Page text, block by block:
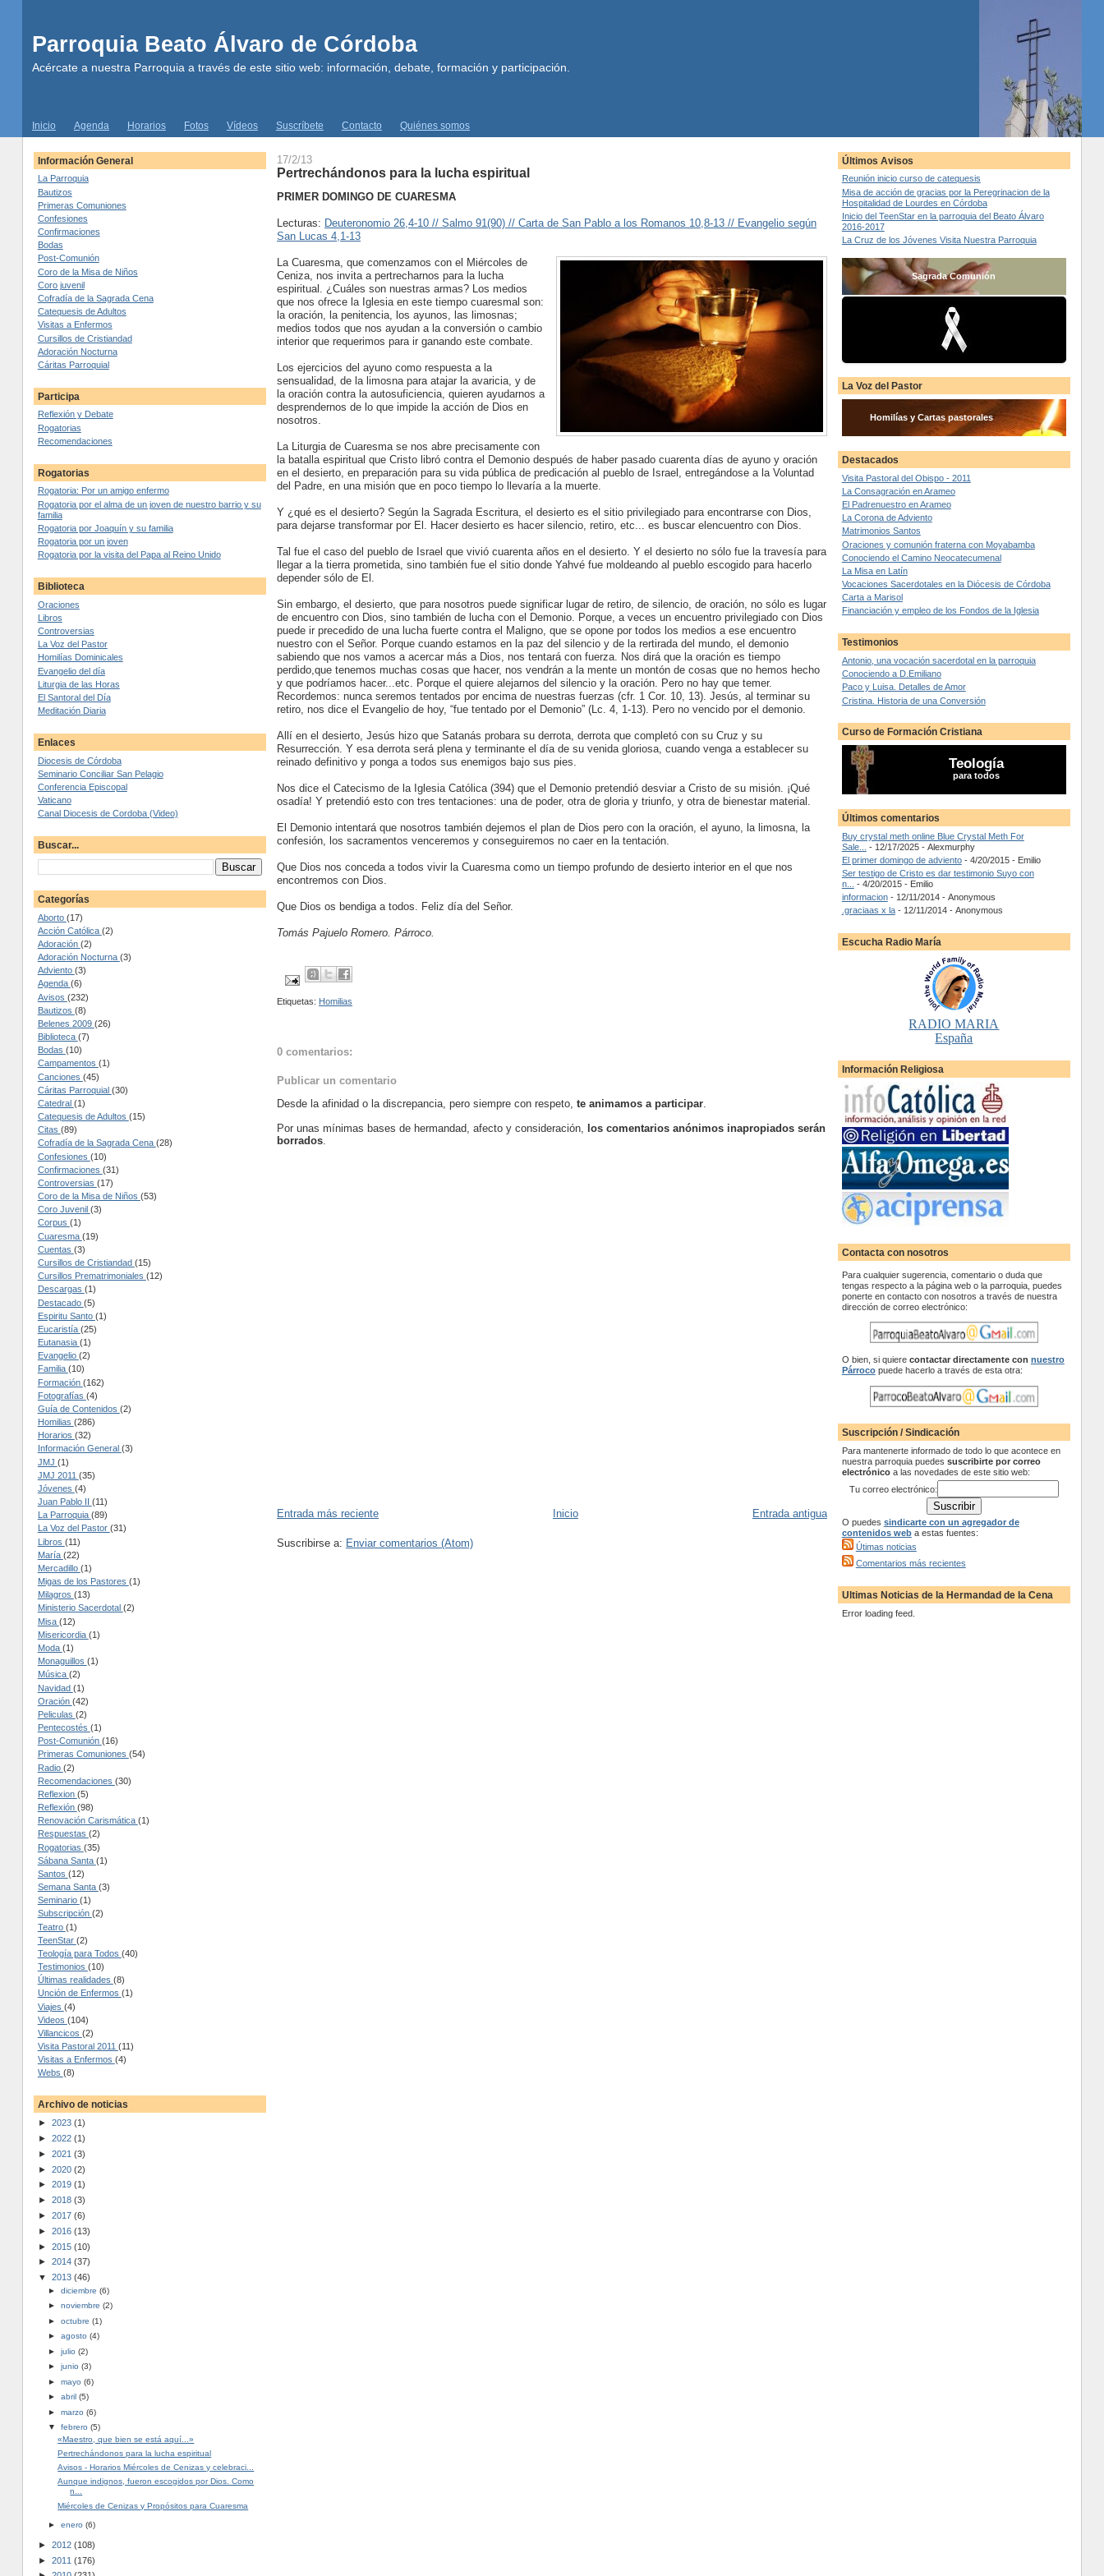
Parroquia Beato Álvaro de Córdoba
Acércate a nuestra Parroquia a través de este sitio web: información, debate, formación y participación.
Inicio Agenda Horarios Fotos Vídeos Suscríbete Contacto Quiénes somos
Información General
La Parroquia
Bautizos
Primeras Comuniones
Confesiones
Confirmaciones
Bodas
Post-Comunión
Coro de la Misa de Niños
Coro juvenil
Cofradía de la Sagrada Cena
Catequesis de Adultos
Visitas a Enfermos
Cursillos de Cristiandad
Adoración Nocturna
Cáritas Parroquial
Participa
Reflexión y Debate
Rogatorias
Recomendaciones
Rogatorias
Rogatoria: Por un amigo enfermo
Rogatoria por el alma de un joven de nuestro barrio y su
familia
Rogatoria por Joaquín y su familia
Rogatoria por un joven
Rogatoria por la visita del Papa al Reino Unido
Biblioteca
Oraciones
Libros
Controversias
La Voz del Pastor
Homilías Dominicales
Evangelio del día
Liturgia de las Horas
El Santoral del Día
Meditación Diaria
Enlaces
Diocesis de Córdoba
Seminario Conciliar San Pelagio
Conferencia Episcopal
Vaticano
Canal Diocesis de Cordoba (Video)
Buscar...
Categorías
Aborto (17)
Acción Católica (2)
Adoración (2)
Adoración Nocturna (3)
Adviento (3)
Agenda (6)
Avisos (232)
Bautizos (8)
Belenes 2009 (26)
Biblioteca (7)
Bodas (10)
Campamentos (1)
Canciones (45)
Cáritas Parroquial (30)
Catedral (1)
Catequesis de Adultos (15)
Citas (89)
Cofradía de la Sagrada Cena (28)
Confesiones (10)
Confirmaciones (31)
Controversias (17)
Coro de la Misa de Niños (53)
Coro Juvenil (3)
Corpus (1)
Cuaresma (19)
Cuentas (3)
Cursillos de Cristiandad (15)
Cursillos Prematrimoniales (12)
Descargas (1)
Destacado (5)
Espiritu Santo (1)
Eucaristía (25)
Eutanasia (1)
Evangelio (2)
Familia (10)
Formación (162)
Fotografías (4)
Guía de Contenidos (2)
Homilias (286)
Horarios (32)
Información General (3)
JMJ (1)
JMJ 2011 (35)
Jóvenes (4)
Juan Pablo II (11)
La Parroquia (89)
La Voz del Pastor (31)
Libros (11)
María (22)
Mercadillo (1)
Migas de los Pastores (1)
Milagros (13)
Ministerio Sacerdotal (2)
Misa (12)
Misericordia (1)
Moda (1)
Monaguillos (1)
Música (2)
Navidad (1)
Oración (42)
Peliculas (2)
Pentecostés (1)
Post-Comunión (16)
Primeras Comuniones (54)
Radio (2)
Recomendaciones (30)
Reflexion (5)
Reflexión (98)
Renovación Carismática (1)
Respuestas (2)
Rogatorias (35)
Sábana Santa (1)
Santos (12)
Semana Santa (3)
Seminario (1)
Subscripción (2)
Teatro (1)
TeenStar (2)
Teología para Todos (40)
Testimonios (10)
Últimas realidades (8)
Unción de Enfermos (1)
Viajes (4)
Videos (104)
Villancicos (2)
Visita Pastoral 2011 (11)
Visitas a Enfermos (4)
Webs (8)
Archivo de noticias
► 2023 (1)
► 2022 (1)
► 2021 (3)
► 2020 (2)
► 2019 (1)
► 2018 (3)
► 2017 (6)
► 2016 (13)
► 2015 (10)
► 2014 (37)
▼ 2013 (46)
► diciembre (6)
► noviembre (2)
► octubre (1)
► agosto (4)
► julio (2)
► junio (3)
► mayo (6)
► abril (5)
► marzo (6)
▼ febrero (5)
«Maestro, que bien se está aquí...»
Pertrechándonos para la lucha espiritual
Avisos - Horarios Miércoles de Cenizas y celebraci...
Aunque indignos, fueron escogidos por Dios. Como
n...
Miércoles de Cenizas y Propósitos para Cuaresma
► enero (6)
► 2012 (108)
► 2011 (176)
17/2/13
Pertrechándonos para la lucha espiritual
PRIMER DOMINGO DE CUARESMA
Lecturas: Deuteronomio 26,4-10 // Salmo 91(90) // Carta de San Pablo a los Romanos 10,8-13 // Evangelio según
San Lucas 4,1-13
La Cuaresma, que comenzamos con el Miércoles de
Ceniza, nos invita a pertrecharnos para la lucha
espiritual. ¿Cuáles son nuestras armas? Los medios
que nos ofrece la Iglesia en este tiempo cuaresmal son:
la oración, la penitencia, los ayunos, las limosnas;
medios todos que nos ayudan a la conversión o cambio
interior que requerimos para ir ganando este combate.
Los ejercicios del ayuno como respuesta a la
sensualidad, de la limosna para atajar la avaricia, y de
la oración contra la autosuficiencia, quieren ayudarnos a
desprendernos de lo que impide la acción de Dios en
nosotros.
La Liturgia de Cuaresma se nos abre precisamente con
la batalla espiritual que Cristo libró contra el Demonio después de haber pasado cuarenta días de ayuno y oración
en el desierto, en preparación para su vida pública de predicación al pueblo de Israel, entregándose a la Voluntad
del Padre, en una misión que en poco tiempo lo llevaría a la muerte.
Y ¿qué es el desierto? Según la Sagrada Escritura, el desierto es el sitio privilegiado para encontrarse con Dios,
para dejarse transformar por El. Hacer desierto es hacer silencio, retiro, etc... es buscar elencuentro con Dios.
Tal fue el caso del pueblo de Israel que vivió cuarenta años en el desierto. Y el desierto no sólo fue la travesía para
llegar a la tierra prometida, sino también fue el sitio donde Yahvé fue moldeando al pueblo escogido para hacerlo
depender sólo de El.
Sin embargo, el desierto, que para nosotros puede significar lugar de retiro, de silencio, de oración, no sólo es lugar
de encuentro con Dios, sino también de lucha con el Demonio. Porque, a veces un encuentro privilegiado con Dios
puede ir precedido de una lucha fuerte contra el Maligno, que se opone por todos los medios a ese encuentro
nuestro con el Señor. Porque cuando estamos en la paz del silencio y de la rertirada del mundo, el demonio
sabiendo que nos vamos a acercar más a Dios, nos tentará con fuerza. Nos dirá que la oración es tiempo
perdido,que tenemos muchas cosas que hacer, nos vendrán a la mente un montón de cosas que no hemos hecho
y que podríamos hacer...etc. Porque el quiere alejarnos del silencio y la oración. Pero no hay que temer.
Recordemos: nunca seremos tentados por encima de nuestras fuerzas (cfr. 1 Cor. 10, 13). Jesús, al terminar su
retiro, nos dice el Evangelio de hoy, “fue tentado por el Demonio” (Lc. 4, 1-13). Pero no vencido por el demonio.
Allí en el desierto, Jesús hizo que Satanás probara su derrota, derrota que completó con su Cruz y su
Resurrección. Y esa derrota será plena y terminante el día de su venida gloriosa, cuando venga a establecer su
reinado definitivo y ponga a todos sus enemigos bajo sus pies.
Nos dice el Catecismo de la Iglesia Católica (394) que el Demonio pretendió desviar a Cristo de su misión. ¡Qué
osadía! Y pretendió esto con tres tentaciones: una de poder, otra de gloria y triunfo, y otra de bienestar material.
El Demonio intentará que nosotros también dejemos el plan de Dios pero con la oración, el ayuno, la limosna, la
confesión, los sacramentos venceremos y conseguiremos no caer en la tentación.
Que Dios nos conceda a todos vivir la Cuaresma como un tiempo profundo de desierto interior en el que nos
encontremos con Dios.
Que Dios os bendiga a todos. Feliz día del Señor.
Tomás Pajuelo Romero. Párroco.
Etiquetas: Homilias
0 comentarios:
Publicar un comentario
Desde la afinidad o la discrepancia, pero siempre con respeto,te animamos a participar
Por unas mínimas bases de hermandad, afecto y consideración,
los comentarios anónimos inapropiados serán
borrados
Entrada más reciente Entrada antigua
Inicio
Suscribirse a: Enviar comentarios (Atom)
Últimos Avisos
Reunión inicio curso de catequesis
Misa de acción de gracias por la Peregrinacion de la
Hospitalidad de Lourdes en Córdoba
Inicio del TeenStar en la parroquia del Beato Álvaro
2016-2017
La Cruz de los Jóvenes Visita Nuestra Parroquia
Sagrada Comunión
La Voz del Pastor
Homilías y Cartas pastorales
Destacados
Visita Pastoral del Obispo - 2011
La Consagración en Arameo
El Padrenuestro en Arameo
La Corona de Adviento
Matrimonios Santos
Oraciones y comunión fraterna con Moyabamba
Conociendo el Camino Neocatecumenal
La Misa en Latín
Vocaciones Sacerdotales en la Diócesis de Córdoba
Carta a Marisol
Financiación y empleo de los Fondos de la Iglesia
Testimonios
Antonio, una vocación sacerdotal en la parroquia
Conociendo a D.Emiliano
Paco y Luisa. Detalles de Amor
Cristina. Historia de una Conversión
Curso de Formación Cristiana
Teología
para todos
Últimos comentarios
Buy crystal meth online Blue Crystal Meth For
Sale...
- 12/17/2025- Alexmurphy
El primer domingo de adviento- 4/20/2015- Emilio
Ser testigo de Cristo es dar testimonio Suyo con
n...
- 4/20/2015- Emilio
informacion- 12/11/2014- Anonymous
.graciaas x la- 12/11/2014- Anonymous
Escucha Radio María
RADIO MARIA
España
Información Religiosa
Contacta con nosotros
Para cualquier sugerencia, comentario o duda que
tengas respecto a la página web o la parroquia, puedes
ponerte en contacto con nosotros a través de nuestra
dirección de correo electrónico:
O bien, si quiere contactar directamente con nuestro
Párrocopuede hacerlo a través de esta otra:
Suscripción / Sindicación
Para mantenerte informado de todo lo que acontece en
nuestra parroquia puedes suscribirte por correo
electrónicoa las novedades de este sitio web:
Tu correo electrónico:
O puedes sindicarte con un agregador de
contenidos weba estas fuentes:
Útimas noticias
Comentarios más recientes
Ultimas Noticias de la Hermandad de la Cena
Error loading feed.